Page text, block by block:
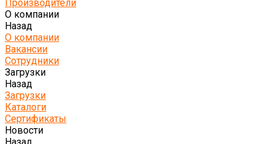
Производители
О компании
Назад
О компании
Вакансии
Сотрудники
Загрузки
Назад
Загрузки
Каталоги
Сертификаты
Новости